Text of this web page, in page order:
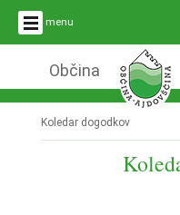
menu
Občina
Koledar dogodkov